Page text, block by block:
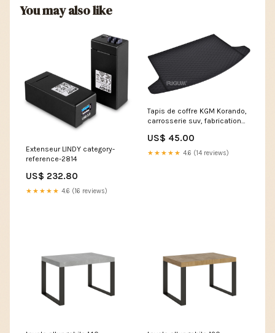
You may also like
Extenseur LINDY category-
reference-2814
US$ 232.80
★★★★★ 4.6 (16 reviews)
Tapis de coffre KGM Korando,
carrosserie suv, fabrication
inférieur et supérieur, sans
coffre intermédiaire | 431001
US$ 45.00
★★★★★ 4.6 (14 reviews)